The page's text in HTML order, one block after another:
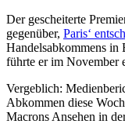
Der gescheiterte
gegenüber, Paris‘
Handelsabkommens in
führte er im November
Vergeblich:
Abkommen diese
Macrons Ansehen in